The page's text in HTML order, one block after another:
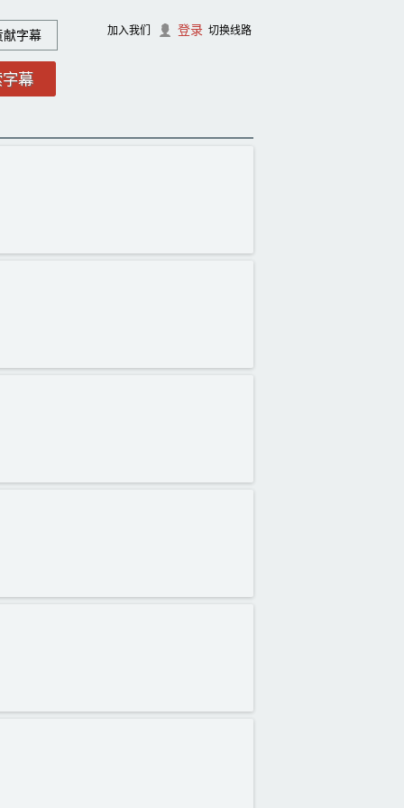
献字幕 加入我们 登录 切换线路